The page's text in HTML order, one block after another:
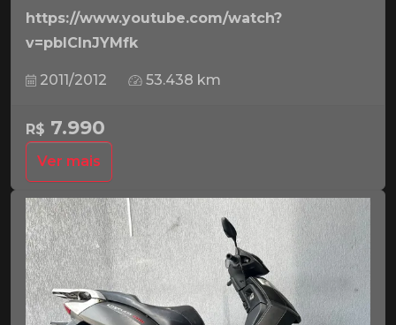
https://www.youtube.com/watch?
v=pbICInJYMfk
2011/2012 53.438 km
R$ 7.990
Ver mais